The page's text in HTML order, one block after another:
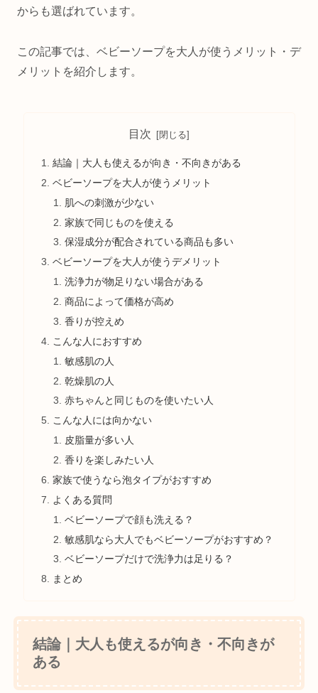
からも選ばれています。
この記事では、ベビーソープを大人が使うメリット・デ
メリットを紹介します。
目次
結論｜大人も使えるが向き・不向きがある
ベビーソープを大人が使うメリット
肌への刺激が少ない
家族で同じものを使える
保湿成分が配合されている商品も多い
ベビーソープを大人が使うデメリット
洗浄力が物足りない場合がある
商品によって価格が高め
香りが控えめ
こんな人におすすめ
敏感肌の人
乾燥肌の人
赤ちゃんと同じものを使いたい人
こんな人には向かない
皮脂量が多い人
香りを楽しみたい人
家族で使うなら泡タイプがおすすめ
よくある質問
ベビーソープで顔も洗える？
敏感肌なら大人でもベビーソープがおすすめ？
ベビーソープだけで洗浄力は足りる？
まとめ
結論｜大人も使えるが向き・不向きが
ある